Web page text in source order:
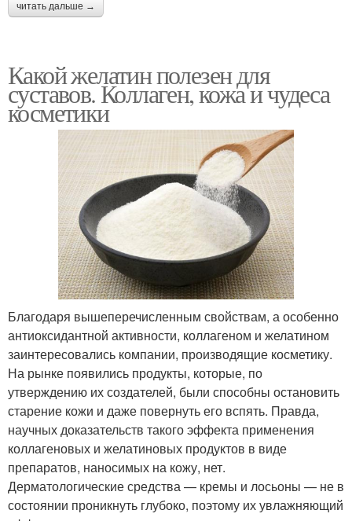
читать дальше →
Какой желатин полезен для
суставов. Коллаген, кожа и чудеса
косметики
Благодаря вышеперечисленным свойствам, а особенно
антиоксидантной активности, коллагеном и желатином
заинтересовались компании, производящие косметику.
На рынке появились продукты, которые, по
утверждению их создателей, были способны остановить
старение кожи и даже повернуть его вспять. Правда,
научных доказательств такого эффекта применения
коллагеновых и желатиновых продуктов в виде
препаратов, наносимых на кожу, нет.
Дерматологические средства — кремы и лосьоны — не в
состоянии проникнуть глубоко, поэтому их увлажняющий